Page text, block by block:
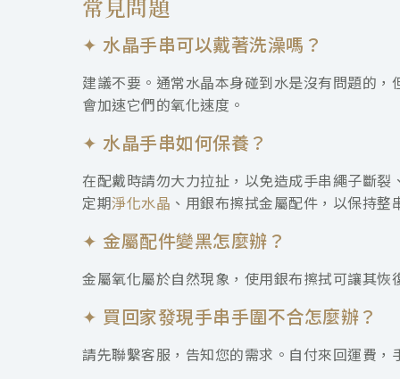
常見問題
✦ 水晶手串可以戴著洗澡嗎？
建議不要。通常水晶本身碰到水是沒有問題的
會加速它們的氧化速度。
✦ 水晶手串如何保養？
在配戴時請勿大力拉扯，以免造成手串繩子斷
定期淨化水晶 、用銀布擦拭金屬配件，以保持
✦ 金屬配件變黑怎麼辦？
金屬氧化屬於自然現象，使用銀布擦拭可讓其恢
✦ 買回家發現手串手圍不合怎麼辦？
請先聯繫客服，告知您的需求。自付來回運費